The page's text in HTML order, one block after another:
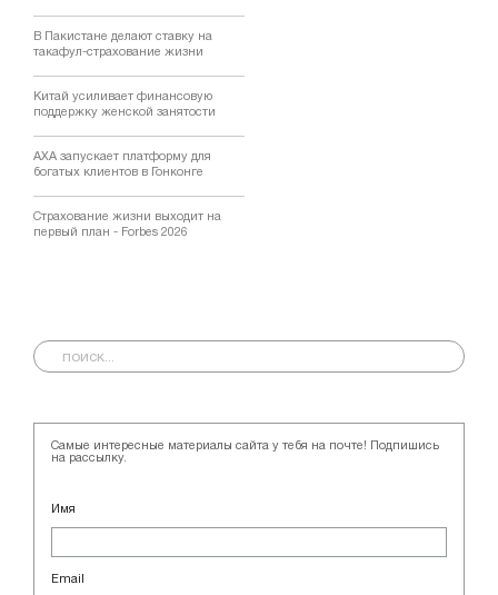
В Пакистане делают ставку на
такафул-страхование жизни
Китай усиливает финансовую
поддержку женской занятости
AXA запускает платформу для
богатых клиентов в Гонконге
Страхование жизни выходит на
первый план - Forbes 2026
Самые интересные материалы сайта у тебя на почте! Подпишись
на рассылку.
Имя
Email